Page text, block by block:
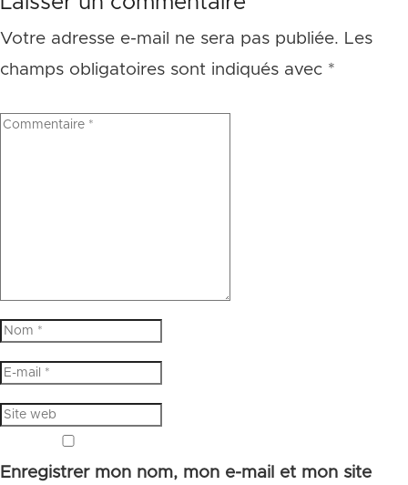
Votre adresse e-mail ne sera pas publiée. Les
champs obligatoires sont indiqués avec *
Enregistrer mon nom, mon e-mail et mon site